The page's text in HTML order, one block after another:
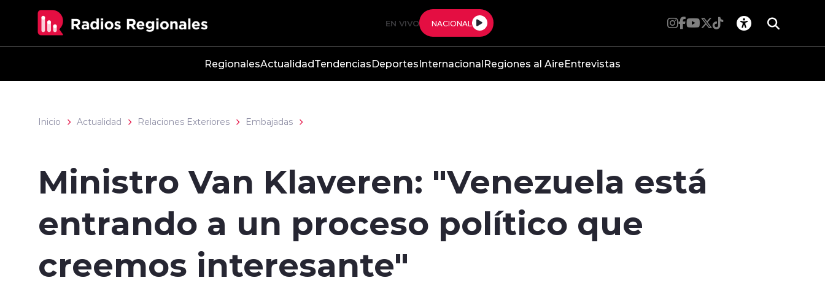
EN VIVO NACIONAL
RegionalesActualidadTendenciasDeportesInternacionalRegiones al AireEntrevistas
Inicio Actualidad Relaciones Exteriores Embajadas
Ministro Van Klaveren: "Venezuela está
entrando a un proceso político que
creemos interesante"